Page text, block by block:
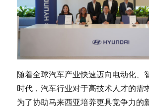
随着全球汽车产业快速迈向电动化、
时代，汽车行业对于高技术人才的需
为了协助马来西亚培养更具竞争力的